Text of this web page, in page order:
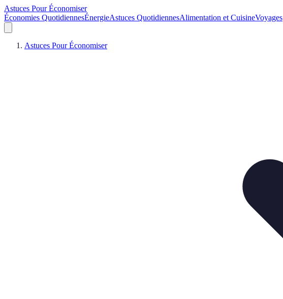
Astuces Pour Économiser
Économies QuotidiennesÉnergieAstuces QuotidiennesAlimentation et CuisineVoyages
Astuces Pour Économiser